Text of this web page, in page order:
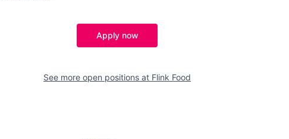
Apply now
See more open positions at Flink Food